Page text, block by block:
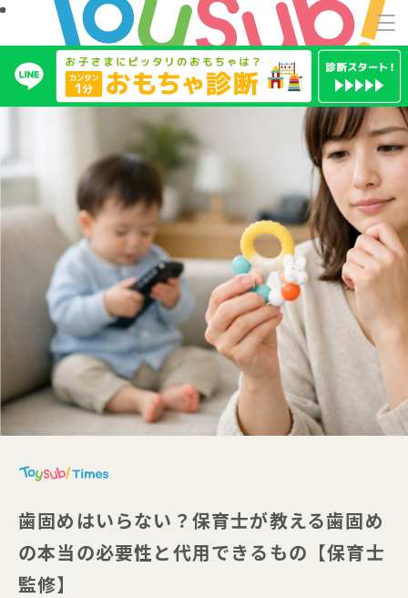
歯固めはいらない？保育士が教える歯固め
の本当の必要性と代用できるもの【保育士
監修】